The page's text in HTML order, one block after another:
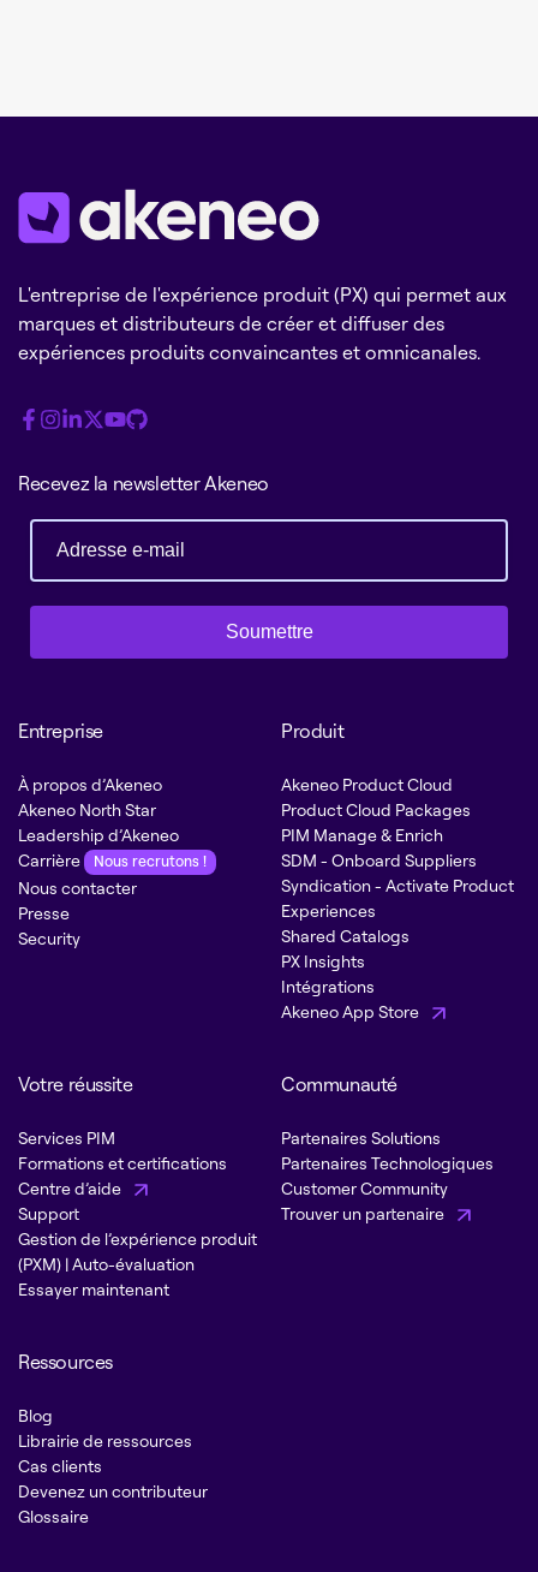
L'entreprise de l'expérience produit (PX) qui permet aux
marques et distributeurs de créer et diffuser des
expériences produits convaincantes et omnicanales.
Recevez la newsletter Akeneo
Soumettre
Entreprise
À propos d’Akeneo
Akeneo North Star
Leadership d’Akeneo
Carrière
Nous recrutons !
Nous contacter
Presse
Security
Produit
Akeneo Product Cloud
Product Cloud Packages
PIM Manage & Enrich
SDM - Onboard Suppliers
Syndication - Activate Product
Experiences
Shared Catalogs
PX Insights
Intégrations
Akeneo App Store
Votre réussite
Services PIM
Formations et certifications
Centre d’aide
Support
Gestion de l’expérience produit
(PXM) | Auto-évaluation
Essayer maintenant
Communauté
Partenaires Solutions
Partenaires Technologiques
Customer Community
Trouver un partenaire
Ressources
Blog
Librairie de ressources
Cas clients
Devenez un contributeur
Glossaire